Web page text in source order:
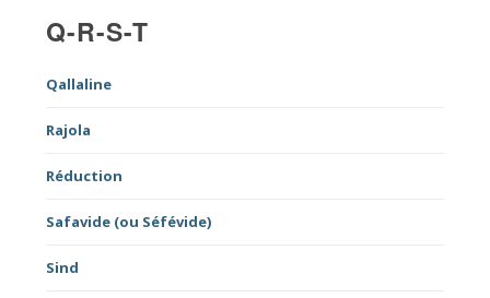
Q-R-S-T
Qallaline
Rajola
Réduction
Safavide (ou Séfévide)
Sind